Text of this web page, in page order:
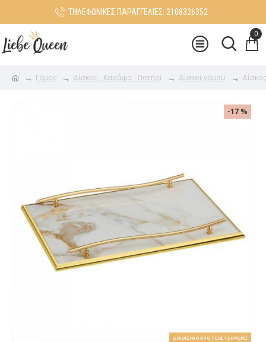
ΤΗΛΕΦΩΝΙΚΕΣ ΠΑΡΑΓΓΕΛΙΕΣ: 2108326352
0
Γάμος Δίσκος - Καράφα - Ποτήρι Δίσκοι γάμου
-17 %
ΔΙΑΘΈΣΙΜΟ ΑΠΌ 7 ΈΩΣ 12 ΗΜΈΡΕΣ